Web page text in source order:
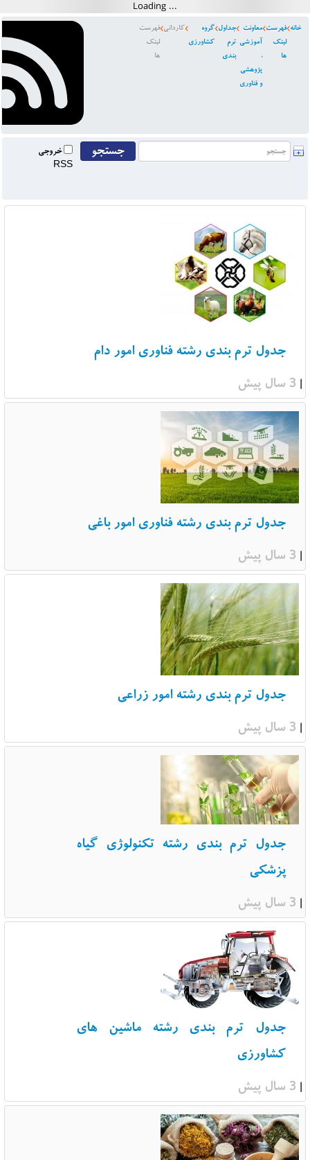
خانه فهرست
لینک
ها
معاونت
آموزشی
،
پژوهشی
و فناوری
جداول
ترم
بندی
گروه
کشاورزی
کاردانی فهرست
لینک
ها
خروجی
RSS
جدول ترم بندی رشته فناوری امور دام
| 3 سال پیش
جدول ترم بندی رشته فناوری امور باغی
| 3 سال پیش
جدول ترم بندی رشته امور زراعی
| 3 سال پیش
جدول ترم بندی رشته تکنولوژی گیاه
پزشکی
| 3 سال پیش
جدول ترم بندی رشته ماشین های
کشاورزی
| 3 سال پیش